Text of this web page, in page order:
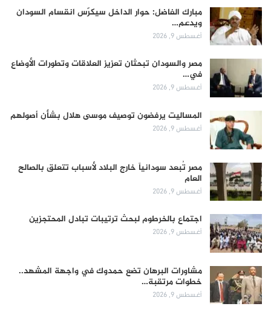
مبارك الفاضل: حوار الداخل سيكرّس انقسام السودان
ويدعم…
أغسطس 9, 2026
مصر والسودان تبحثان تعزيز العلاقات وتطورات الأوضاع
في…
أغسطس 9, 2026
المساليت يرفضون توصيف موسى هلال بشأن أصولهم
أغسطس 9, 2026
مصر تُبعد سودانياً خارج البلاد لأسباب تتعلق بالصالح
العام
أغسطس 9, 2026
اجتماع بالخرطوم لبحث ترتيبات تبادل المحتجزين
أغسطس 9, 2026
مشاورات البرهان تضع حمدوك في واجهة المشهد..
خطوات مرتقبة…
أغسطس 9, 2026